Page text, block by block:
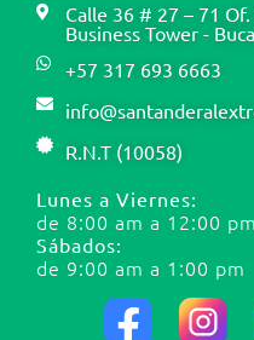
Calle 36 # 27 – 71
Business Tower -
+57 317 693 6663
R.N.T (10058)
Lunes a Viernes:
de 8:00 am a 12:00
Sábados:
de 9:00 am a 1:00 pm